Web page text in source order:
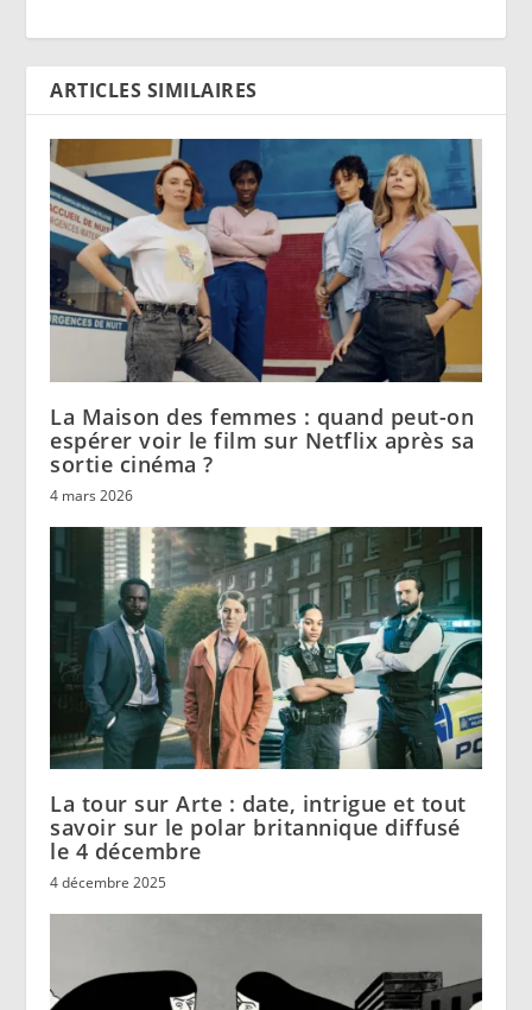
ARTICLES SIMILAIRES
La Maison des femmes : quand peut-on
espérer voir le film sur Netflix après sa
sortie cinéma ?
4 mars 2026
La tour sur Arte : date, intrigue et tout
savoir sur le polar britannique diffusé
le 4 décembre
4 décembre 2025